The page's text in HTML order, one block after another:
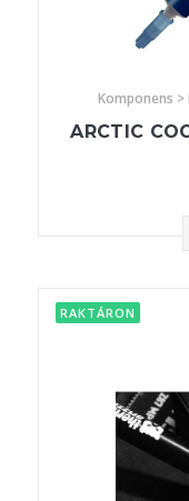
Komponens
ARCTIC
RAKTÁRON